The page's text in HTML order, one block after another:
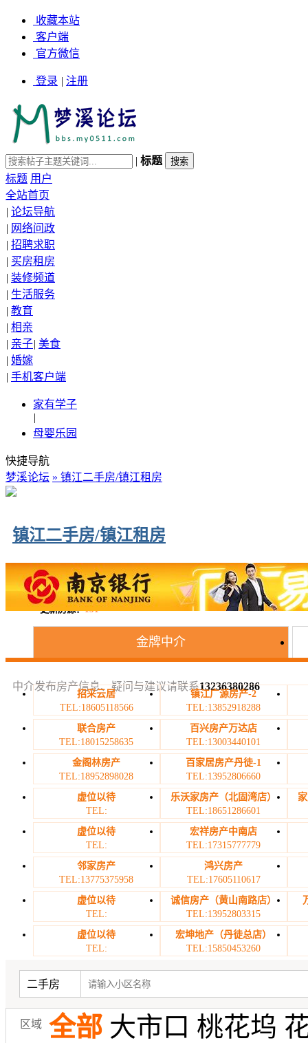
收藏本站
客户端
官方微信
登录 | 注册
| 标题
标题 用户
全站首页
| 论坛导航
| 网络问政
| 招聘求职
| 买房租房
| 装修频道
| 生活服务
| 教育
| 相亲
| 亲子| 美食
| 婚嫁
| 手机客户端
家有学子
|
母婴乐园
快捷导航
梦溪论坛 » 镇江二手房/镇江租房
镇江二手房/镇江租房
更新房源：151
中介发布房产信息、疑问与建议请联系13236380286
金牌中介
招采云居
TEL:18605118566
镇江广源房产-2
TEL:13852918288
联合房产
TEL:18015258635
百兴房产万达店
TEL:13003440101
金阁林房产
TEL:18952898028
百家居房产丹徒-1
TEL:13952806660
虚位以待
TEL:
乐沃家房产（北固湾店）
TEL:18651286601
虚位以待
TEL:
宏祥房产中南店
TEL:17315777779
邻家房产
TEL:13775375958
鸿兴房产
TEL:17605110617
虚位以待
TEL:
诚信房产（黄山南路店）
TEL:13952803315
虚位以待
TEL:
宏坤地产（丹徒总店）
TEL:15850453260
二手房
区域 全部 大市口 桃花坞